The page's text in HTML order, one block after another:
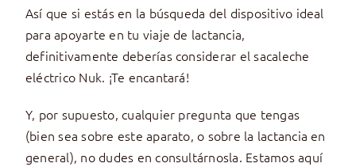
Así que si estás en la búsqueda del dispositivo ideal
para apoyarte en tu viaje de lactancia,
definitivamente deberías considerar el sacaleche
eléctrico Nuk. ¡Te encantará!
Y, por supuesto, cualquier pregunta que tengas
(bien sea sobre este aparato, o sobre la lactancia en
general), no dudes en consultárnosla. Estamos aquí